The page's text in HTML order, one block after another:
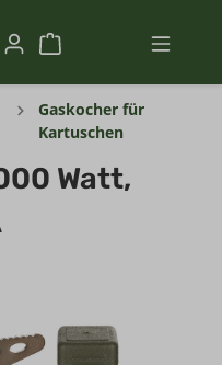
Gaskocher für
Kartuschen
Watt,